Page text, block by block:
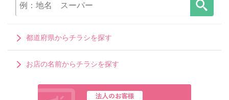
都道府県からチラシを探す
お店の名前からチラシを探す